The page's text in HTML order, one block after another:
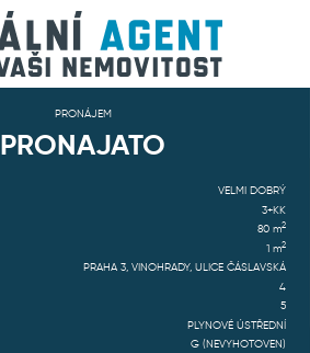
PRONÁJEM
PRONAJATO
VELMI DOBRÝ
3+KK
80 m2
1 m2
PRAHA 3, VINOHRADY, ULICE ČÁSLAVSKÁ
4
5
PLYNOVÉ ÚSTŘEDNÍ
G (NEVYHOTOVEN)